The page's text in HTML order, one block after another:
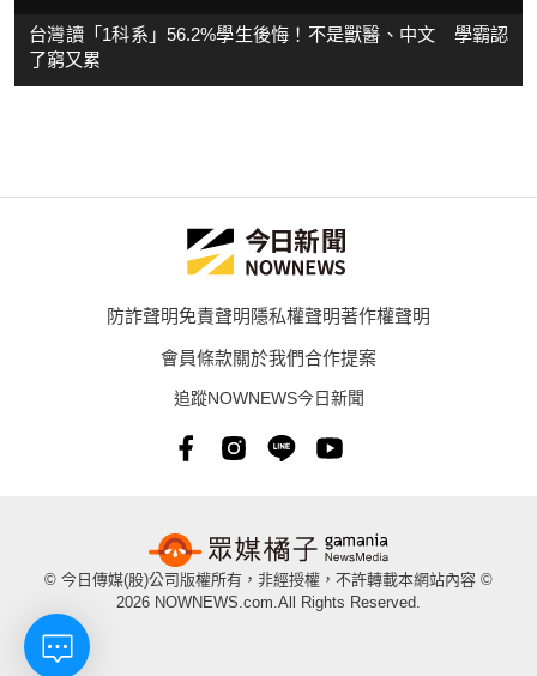
台灣讀「1科系」56.2%學生後悔！不是獸醫、中文 學霸認
了窮又累
防詐聲明免責聲明隱私權聲明著作權聲明
會員條款關於我們合作提案
追蹤NOWNEWS今日新聞
© 今日傳媒(股)公司版權所有，非經授權，不許轉載本網站內容 ©
2026 NOWNEWS.com.All Rights Reserved.